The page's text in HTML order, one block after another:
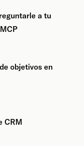
a tu
objetivos en
CRM